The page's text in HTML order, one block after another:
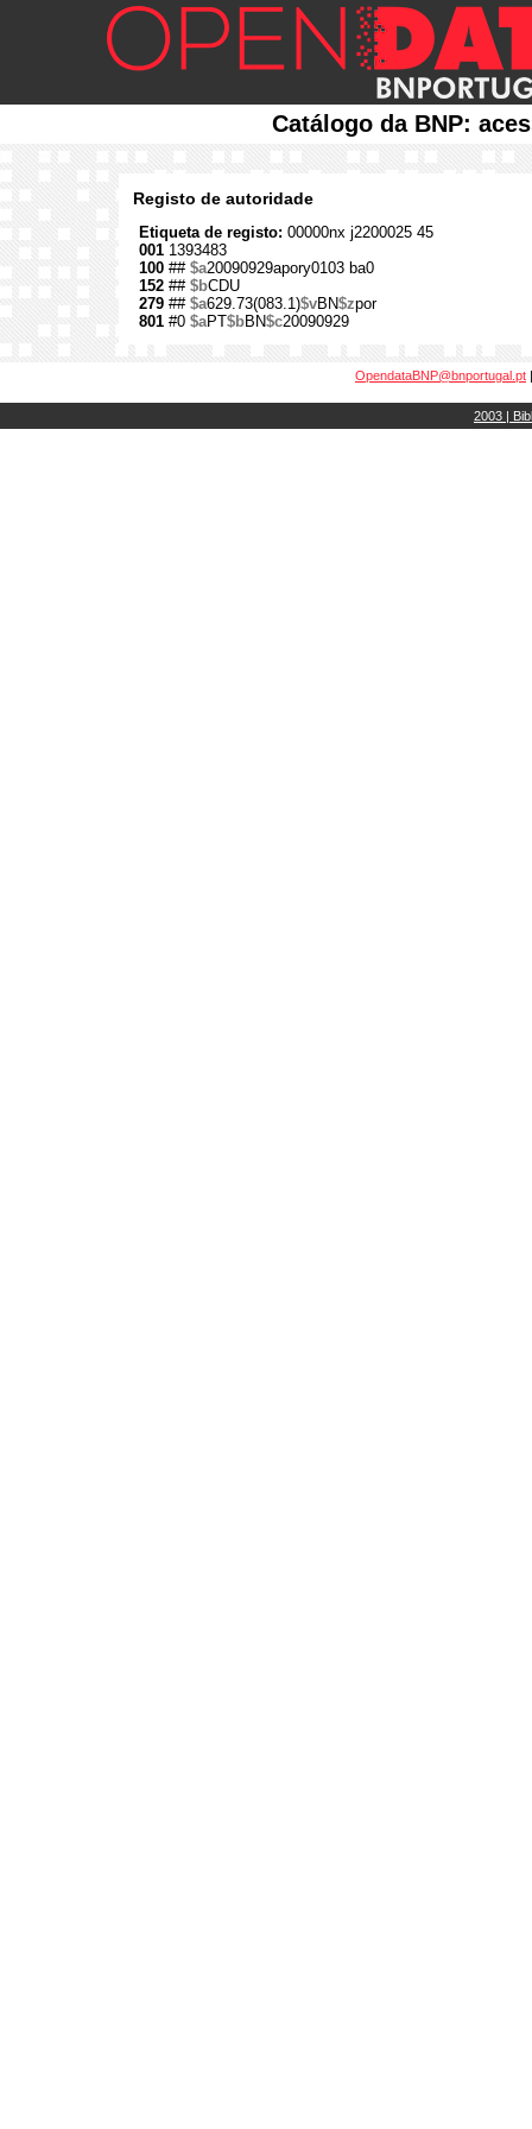
Catálogo da BNP:
Registo de autoridade
Etiqueta de registo: 00000nx j2200025 45
001 1393483
100 ## $a20090929apory0103 ba0
152 ## $bCDU
279 ## $a629.73(083.1)$vBN$zpor
801 #0 $aPT$bBN$c20090929
OpendataBNP@bnportugal.pt
2003 |